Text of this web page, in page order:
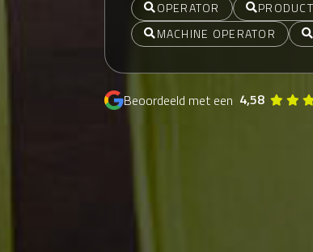
OPERATOR
MACHINE OPERATOR
Beoordeeld met een 4,58